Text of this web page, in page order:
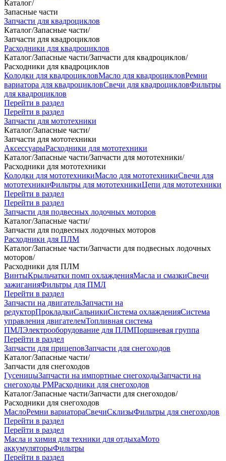
Каталог/
Запасные части
Запчасти для квадроциклов
Каталог/Запасные части/
Запчасти для квадроциклов
Расходники для квадроциклов
Каталог/Запасные части/Запчасти для квадроциклов/
Расходники для квадроциклов
Колодки для квадроцикловМасло для квадроцикловРемни
вариатора для квадроцикловСвечи для квадроцикловФильтры
для квадроциклов
Перейти в раздел
Перейти в раздел
Запчасти для мототехники
Каталог/Запасные части/
Запчасти для мототехники
АксессуарыРасходники для мототехники
Каталог/Запасные части/Запчасти для мототехники/
Расходники для мототехники
Колодки для мототехникиМасло для мототехникиСвечи для
мототехникиФильтры для мототехникиЦепи для мототехники
Перейти в раздел
Перейти в раздел
Запчасти для подвесных лодочных моторов
Каталог/Запасные части/
Запчасти для подвесных лодочных моторов
Расходники для ПЛМ
Каталог/Запасные части/Запчасти для подвесных лодочных
моторов/
Расходники для ПЛМ
ВинтыКрыльчатки помп охлажденияМасла и смазкиСвечи
зажиганияФильтры для ПМЛ
Перейти в раздел
Запчасти на двигательЗапчасти на
редукторПрокладкиСальникиСистема охлажденияСистема
управления двигателемТопливная система
ПМЛЭлектрооборудование для ПЛМПоршневая группа
Перейти в раздел
Запчасти для прицеповЗапчасти для снегоходов
Каталог/Запасные части/
Запчасти для снегоходов
ГусеницыЗапчасти на импортные снегоходыЗапчасти на
снегоходы РМРасходники для снегоходов
Каталог/Запасные части/Запчасти для снегоходов/
Расходники для снегоходов
МаслоРемни вариатораСвечиСклизыФильтры для снегоходов
Перейти в раздел
Перейти в раздел
Масла и химия для техники для отдыхаМото
аккумуляторыФильтры
Перейти в раздел